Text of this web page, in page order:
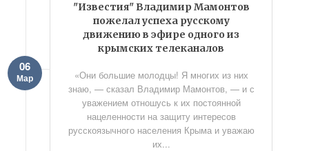
"Известия" Владимир Мамонтов
пожелал успеха русскому
движению в эфире одного из
крымских телеканалов
06
Мар
«Они большие молодцы! Я многих из них
знаю, — сказал Владимир Мамонтов, — и с
уважением отношусь к их постоянной
нацеленности на защиту интересов
русскоязычного населения Крыма и уважаю
их...